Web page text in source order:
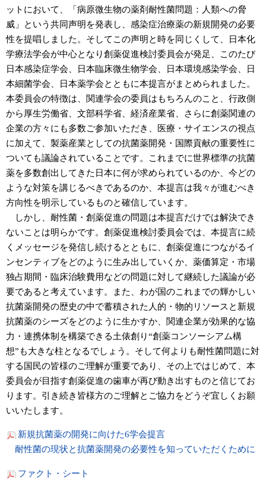
ットにおいて、「病原微生物の薬剤耐性菌問題：人類への脅
威」という共同声明を発表し、感染症治療薬の新規開発の必要
性を提唱しました。そしてこの声明と時を同じくして、日本化
学療法学会が中心となり創薬促進検討委員会が発足、このたび
日本感染症学会、日本臨床微生物学会、日本環境感染学会、日
本細菌学会、日本薬学会とともに本提言がまとめられました。
本委員会の特徴は、関連学会の委員はもちろんのこと、行政側
から厚生労働省、文部科学省、経済産業省、さらに創薬関連の
企業の方々にも多数ご参加いただき、医療・サイエンスの視点
に加えて、製薬産業としての抗菌薬開発・国際貢献の重要性に
ついても議論されていることです。これまでに世界標準の抗菌
薬を多数創出してきた日本に何が求められているのか、今どの
ような対策を講じるべきであるのか、本提言は我々が進むべき
方向性を明示しているものと確信しています。
しかし、耐性菌・創薬促進の問題は本提言だけでは解決でき
ないことは明らかです。創薬促進検討委員会では、本提言に続
くメッセージを発信し続けるとともに、創薬促進につながるイ
ンセンティブをどのように生み出していくか、薬価算定・市場
独占期間・臨床治験費用などの問題に対して継続した議論が必
要であると考えています。また、わが国のこれまでの輝かしい
抗菌薬開発の歴史の中で蓄積された人的・物的リソースと新規
抗菌薬のシーズをどのように生かすか、関連企業が効果的な協
力・連携体制を構築できる土俵創り“創薬コンソーシアム構
想”も大きな柱となるでしょう。そして何よりも耐性菌問題に対
する国民の皆様のご理解が重要であり、その上ではじめて、本
委員会が目指す創薬促進の歯車が再び動き出すものと信じてお
ります。引き続き皆様方のご理解とご協力をどうぞ宜しくお願
いいたします。
新規抗菌薬の開発に向けた6学会提言
耐性菌の現状と抗菌薬開発の必要性を知っていただくために
ファクト・シート